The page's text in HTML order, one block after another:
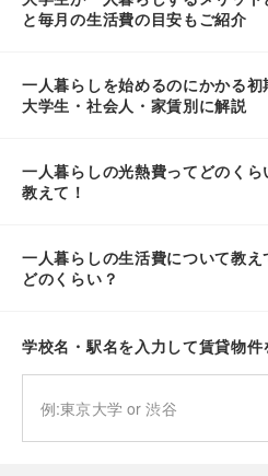
と毎月の生活費の目安もご紹介
一人暮らしを始めるのにかかる
大学生・社会人・家賃別に解説
一人暮らしの光熱費ってどのく
教えて！
一人暮らしの生活費について教
どのくらい？
学校名・駅名を入力して賃貸物件